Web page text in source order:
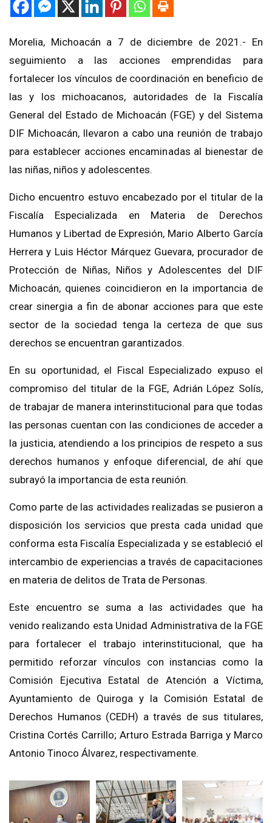
Morelia, Michoacán a 7 de diciembre de 2021.- En
seguimiento a las acciones emprendidas para
fortalecer los vínculos de coordinación en beneficio de
las y los michoacanos, autoridades de la Fiscalía
General del Estado de Michoacán (FGE) y del Sistema
DIF Michoacán, llevaron a cabo una reunión de trabajo
para establecer acciones encaminadas al bienestar de
las niñas, niños y adolescentes.
Dicho encuentro estuvo encabezado por el titular de la
Fiscalía Especializada en Materia de Derechos
Humanos y Libertad de Expresión, Mario Alberto García
Herrera y Luis Héctor Márquez Guevara, procurador de
Protección de Niñas, Niños y Adolescentes del DIF
Michoacán, quienes coincidieron en la importancia de
crear sinergia a fin de abonar acciones para que este
sector de la sociedad tenga la certeza de que sus
derechos se encuentran garantizados.
En su oportunidad, el Fiscal Especializado expuso el
compromiso del titular de la FGE, Adrián López Solís,
de trabajar de manera interinstitucional para que todas
las personas cuentan con las condiciones de acceder a
la justicia, atendiendo a los principios de respeto a sus
derechos humanos y enfoque diferencial, de ahí que
subrayó la importancia de esta reunión.
Como parte de las actividades realizadas se pusieron a
disposición los servicios que presta cada unidad que
conforma esta Fiscalía Especializada y se estableció el
intercambio de experiencias a través de capacitaciones
en materia de delitos de Trata de Personas.
Este encuentro se suma a las actividades que ha
venido realizando esta Unidad Administrativa de la FGE
para fortalecer el trabajo interinstitucional, que ha
permitido reforzar vínculos con instancias como la
Comisión Ejecutiva Estatal de Atención a Víctima,
Ayuntamiento de Quiroga y la Comisión Estatal de
Derechos Humanos (CEDH) a través de sus titulares,
Cristina Cortés Carrillo; Arturo Estrada Barriga y Marco
Antonio Tinoco Álvarez, respectivamente.